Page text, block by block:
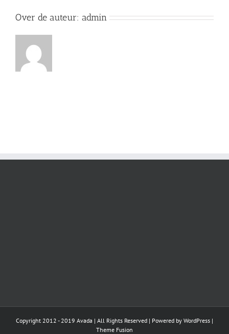
Over de auteur: admin
Copyright 2012 - 2019 Avada | All Rights Reserved | Powered by WordPress |
Theme Fusion